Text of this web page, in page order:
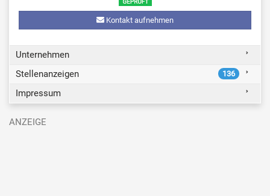
Kontakt aufnehmen
Unternehmen
Stellenanzeigen
136
Impressum